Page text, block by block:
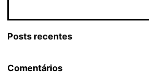
Posts recentes
Comentários